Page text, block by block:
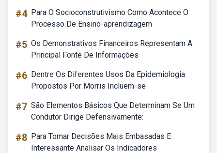
#4 Para O Socioconstrutivismo Como Acontece O
Processo De Ensino-aprendizagem
#5 Os Demonstrativos Financeiros Representam A
Principal Fonte De Informações
#6 Dentre Os Diferentes Usos Da Epidemiologia
Propostos Por Morris Incluem-se
#7 São Elementos Básicos Que Determinam Se Um
Condutor Dirige Defensivamente:
#8 Para Tomar Decisões Mais Embasadas E
Interessante Analisar Os Indicadores